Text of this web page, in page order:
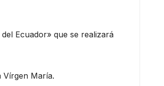
Ecuador» que se realizará
Vírgen María.